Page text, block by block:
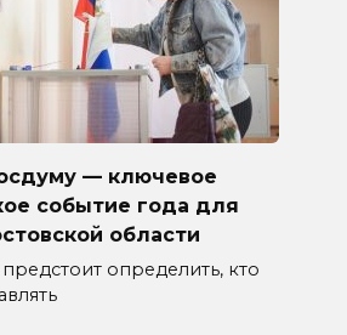
— ключевое
событие года для
области
определить, кто